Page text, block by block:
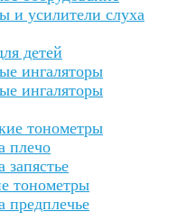
и усилители слуха
детей
ингаляторы
ингаляторы
тонометры
плечо
тонометры
предплечье